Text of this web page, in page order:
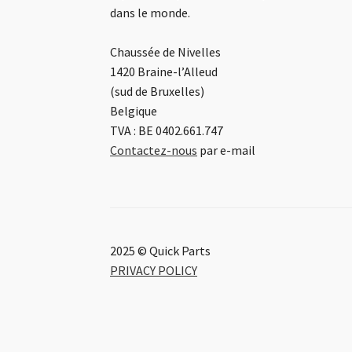
dans le monde.
Chaussée de Nivelles
1420 Braine-l’Alleud
(sud de Bruxelles)
Belgique
TVA : BE 0402.661.747
Contactez-nous par e-mail
2025 © Quick Parts
PRIVACY POLICY